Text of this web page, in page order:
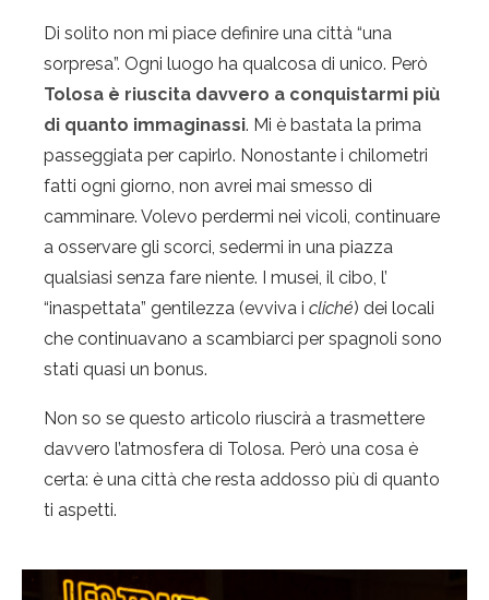
Di solito non mi piace definire una città “una
sorpresa”. Ogni luogo ha qualcosa di unico. Però
Tolosa è riuscita davvero a conquistarmi più
di quanto immaginassi. Mi è bastata la prima
passeggiata per capirlo. Nonostante i chilometri
fatti ogni giorno, non avrei mai smesso di
camminare. Volevo perdermi nei vicoli, continuare
a osservare gli scorci, sedermi in una piazza
qualsiasi senza fare niente. I musei, il cibo, l’
“inaspettata” gentilezza (evviva i cliché) dei locali
che continuavano a scambiarci per spagnoli sono
stati quasi un bonus.
Non so se questo articolo riuscirà a trasmettere
davvero l’atmosfera di Tolosa. Però una cosa è
certa: è una città che resta addosso più di quanto
ti aspetti.